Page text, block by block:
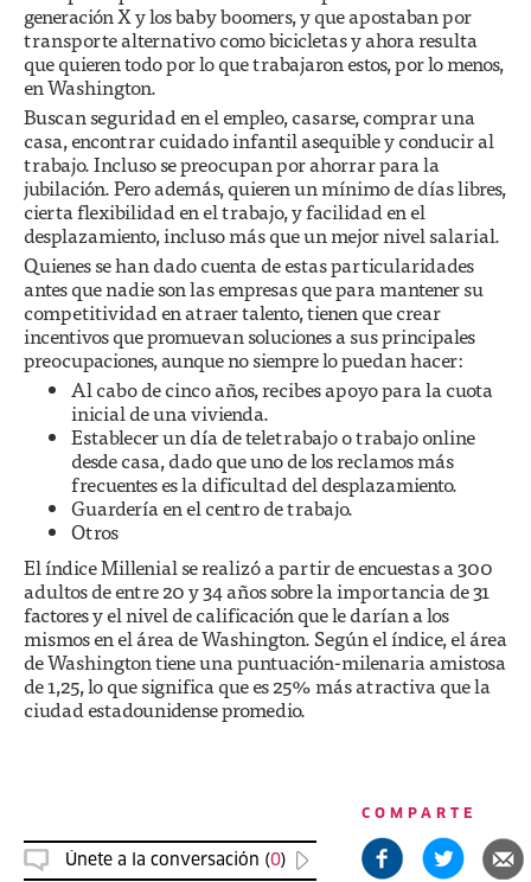
generación X y los baby boomers, y que apostaban por
transporte alternativo como bicicletas y ahora resulta
que quieren todo por lo que trabajaron estos, por lo menos,
en Washington.
Buscan seguridad en el empleo, casarse, comprar una
casa, encontrar cuidado infantil asequible y conducir al
trabajo. Incluso se preocupan por ahorrar para la
jubilación. Pero además, quieren un mínimo de días libres,
cierta flexibilidad en el trabajo, y facilidad en el
desplazamiento, incluso más que un mejor nivel salarial.
Quienes se han dado cuenta de estas particularidades
antes que nadie son las empresas que para mantener su
competitividad en atraer talento, tienen que crear
incentivos que promuevan soluciones a sus principales
preocupaciones, aunque no siempre lo puedan hacer:
Al cabo de cinco años, recibes apoyo para la cuota
inicial de una vivienda.
Establecer un día de teletrabajo o trabajo online
desde casa, dado que uno de los reclamos más
frecuentes es la dificultad del desplazamiento.
Guardería en el centro de trabajo.
Otros
El índice Millenial se realizó a partir de encuestas a 300
adultos de entre 20 y 34 años sobre la importancia de 31
factores y el nivel de calificación que le darían a los
mismos en el área de Washington. Según el índice, el área
de Washington tiene una puntuación-milenaria amistosa
de 1,25, lo que significa que es 25% más atractiva que la
ciudad estadounidense promedio.
Únete a la conversación (0)
COMPARTE